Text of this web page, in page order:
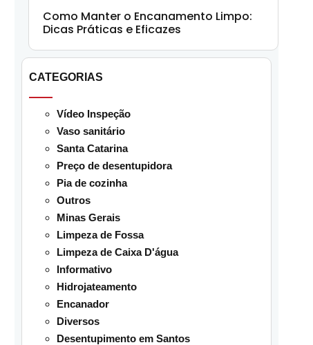
Como Manter o Encanamento Limpo:
Dicas Práticas e Eficazes
CATEGORIAS
Vídeo Inspeção
Vaso sanitário
Santa Catarina
Preço de desentupidora
Pia de cozinha
Outros
Minas Gerais
Limpeza de Fossa
Limpeza de Caixa D'água
Informativo
Hidrojateamento
Encanador
Diversos
Desentupimento em Santos